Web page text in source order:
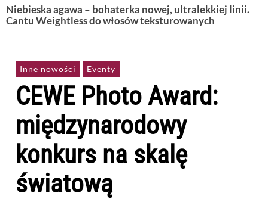
Niebieska agawa – bohaterka nowej, ultralekkiej linii.
Cantu Weightless do włosów teksturowanych
Inne nowości Eventy
CEWE Photo Award:
międzynarodowy
konkurs na skalę
światową